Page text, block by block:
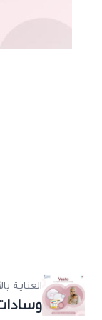
العناية